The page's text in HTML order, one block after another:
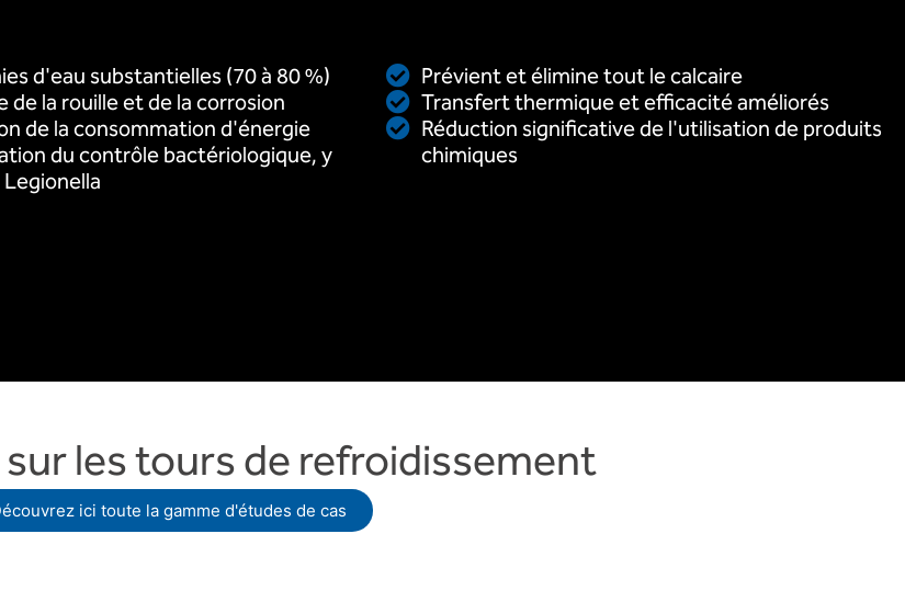
d'eau substantielles (70 à 80 %)
de la rouille et de la corrosion
de la consommation d'énergie
du contrôle bactériologique, y
Prévient et élimine tout le calcaire
Transfert thermique et efficacité améliorés
Réduction significative de l'utilisation de produits
chimiques
les tours de refroidissement
ici toute la gamme d'études de cas